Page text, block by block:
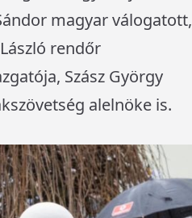
magyar válogatott,
rendőr
Szász György
alelnöke is.